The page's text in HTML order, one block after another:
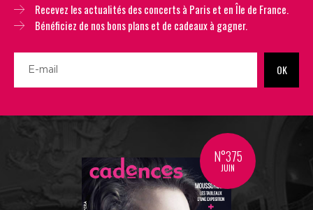
Recevez les actualités des concerts à Paris et en Île de France.
Bénéficiez de nos bons plans et de cadeaux à gagner.
OK
N°375
JUIN